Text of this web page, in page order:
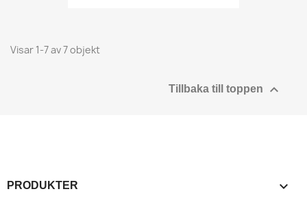
Visar 1-7 av 7 objekt
Tillbaka till toppen 
PRODUKTER 